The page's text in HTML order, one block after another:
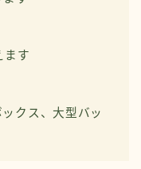
ます
クス、大型バッ